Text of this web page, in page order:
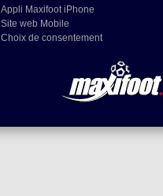
Appli Maxifoot iPhone
Site web Mobile
Choix de consentement